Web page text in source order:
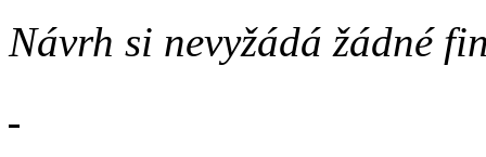
Návrh si nevyžádá žádné